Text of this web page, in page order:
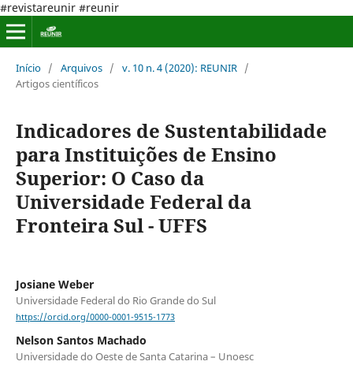
#revistareunir #reunir
Início / Arquivos / v. 10 n. 4 (2020): REUNIR /
Artigos científicos
Indicadores de Sustentabilidade
para Instituições de Ensino
Superior: O Caso da
Universidade Federal da
Fronteira Sul - UFFS
Josiane Weber
Universidade Federal do Rio Grande do Sul
https://orcid.org/0000-0001-9515-1773
Nelson Santos Machado
Universidade do Oeste de Santa Catarina – Unoesc